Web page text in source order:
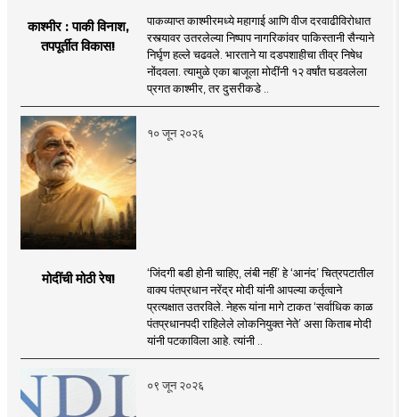
काश्मीर : पाकी विनाश,
तपपूर्तीत विकास!
पाकव्याप्त काश्मीरमध्ये महागाई आणि वीज दरवाढीविरोधात
रस्त्यावर उतरलेल्या निष्पाप नागरिकांवर पाकिस्तानी सैन्याने
निर्घृण हल्ले चढवले. भारताने या दडपशाहीचा तीव्र निषेध
नोंदवला. त्यामुळे एका बाजूला मोदींनी १२ वर्षांत घडवलेला
प्रगत काश्मीर, तर दुसरीकडे ..
१० जून २०२६
मोदींची मोठी रेष!
‘जिंदगी बडी होनी चाहिए, लंबी नहीं’ हे ‘आनंद’ चित्रपटातील
वाक्य पंतप्रधान नरेंद्र मोदी यांनी आपल्या कर्तृत्वाने
प्रत्यक्षात उतरविले. नेहरू यांना मागे टाकत ‘सर्वाधिक काळ
पंतप्रधानपदी राहिलेले लोकनियुक्त नेते’ असा किताब मोदी
यांनी पटकाविला आहे. त्यांनी ..
०९ जून २०२६